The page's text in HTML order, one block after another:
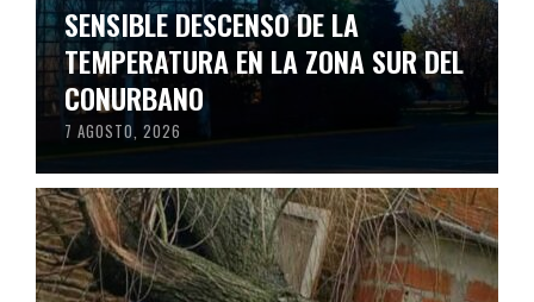
SENSIBLE DESCENSO DE LA
TEMPERATURA EN LA ZONA SUR DEL
CONURBANO
7 AGOSTO, 2026